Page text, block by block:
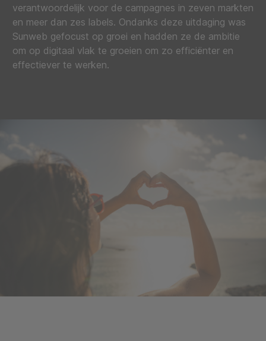
verantwoordelijk voor de campagnes in zeven markten
en meer dan zes labels. Ondanks deze uitdaging was
Sunweb gefocust op groei en hadden ze de ambitie
om op digitaal vlak te groeien om zo efficiënter en
effectiever te werken.